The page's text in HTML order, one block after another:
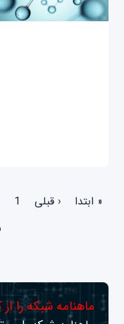
« ابتدا ‹ قبلی 1
ماهنامه شبکه را